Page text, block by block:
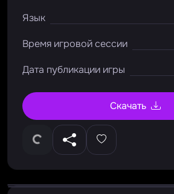
Язык
Время игровой сессии
Дата публикации игры
Скачать